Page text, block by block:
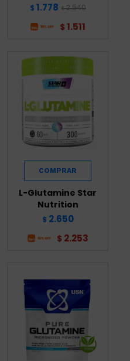
$ 1.778 $ 2.540
$ 1.511
L-Glutamine Star
Nutrition
$ 2.650
$ 2.253